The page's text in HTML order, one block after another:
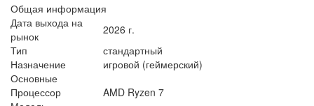
Общая информация
Дата выхода на
рынок
2026 г.
Тип
стандартный
Назначение
игровой (геймерский)
Основные
Процессор
AMD Ryzen 7